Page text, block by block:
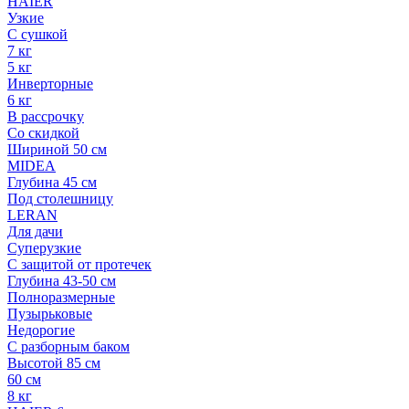
Узкие
С сушкой
7 кг
5 кг
Инверторные
6 кг
В рассрочку
Со скидкой
Шириной 50 см
MIDEA
Глубина 45 см
Под столешницу
LERAN
Для дачи
Суперузкие
С защитой от протечек
Глубина 43-50 см
Полноразмерные
Пузырьковые
Недорогие
С разборным баком
Высотой 85 см
60 см
8 кг